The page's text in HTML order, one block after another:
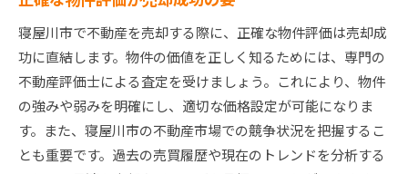
地域コミュニティの活発さを魅力として伝える
寝屋川市での不動産売却成功の鍵は市場動向の把握
にあり
最新の市場レポートに基づく戦略
地域別の価格動向を分析する
需要と供給のバランスを理解する
寝屋川市で不動産を売却する際に、正確な物件評価は売却成
功に直結します。物件の価値を正しく知るためには、専門の
不動産評価士による査定を受けましょう。これにより、物件
の強みや弱みを明確にし、適切な価格設定が可能になりま
す。また、寝屋川市の不動産市場での競争状況を把握するこ
とも重要です。過去の売買履歴や現在のトレンドを分析する